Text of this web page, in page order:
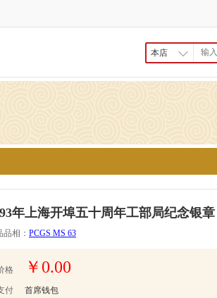
本店
年上海开埠五十周年工部局纪念银章
品相： PCGS MS 63
格 ￥0.00
付 首席钱包